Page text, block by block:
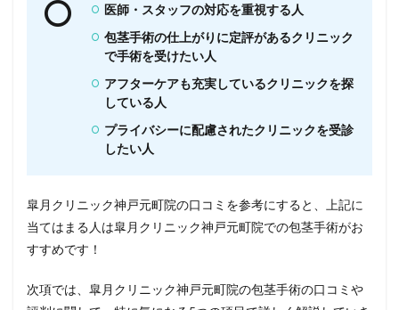
医師・スタッフの対応を重視する人
包茎手術の仕上がりに定評があるクリニック
で手術を受けたい人
アフターケアも充実しているクリニックを探
している人
プライバシーに配慮されたクリニックを受診
したい人
皐月クリニック神戸元町院の口コミを参考にすると、上記に
当てはまる人は皐月クリニック神戸元町院での包茎手術がお
すすめです！
次項では、皐月クリニック神戸元町院の包茎手術の口コミや